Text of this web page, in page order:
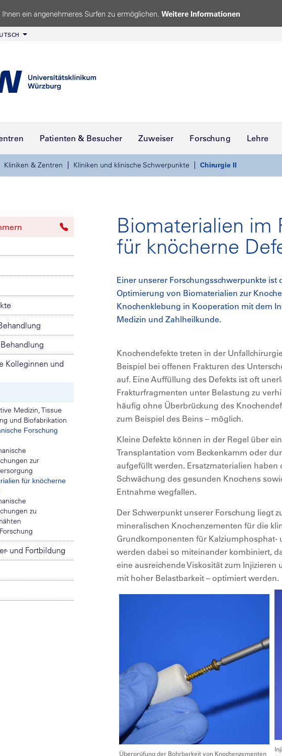
ein angenehmeres Surfen zu ermöglichen. Weitere Informationen
Patienten & Besucher Zuweiser Forschung Lehre
Kliniken & Zentren Kliniken und klinische Schwerpunkte Chirurgie II
Kolleginnen und
Medizin, Tissue
und Biofabrikation
Forschung
zur
für knöcherne
zu
und Fortbildung
Biomaterialien im
für knöcherne
Einer unserer Forschungsschwerpunkte ist
Optimierung von Biomaterialien zur
Knochenklebung in Kooperation mit dem
Medizin und Zahlheilkunde.
Knochendefekte treten in der
Beispiel bei offenen Frakturen des
auf. Eine Auffüllung des Defekts ist oft
Frakturfragmenten unter Belastung zu
häufig ohne Überbrückung des
zum Beispiel des Beins – möglich.
Kleine Defekte können in der Regel über
Transplantation vom Beckenkamm oder
aufgefüllt werden. Ersatzmaterialien haben
Schwächung des gesunden Knochens
Entnahme wegfallen.
Der Schwerpunkt unserer Forschung liegt
mineralischen Knochenzementen für die
Grundkomponenten für
werden dabei so miteinander kombiniert,
eine ausreichende Viskosität zum
mit hoher Belastbarkeit – optimiert werden.
Überprüfung der Bohrbarkeit von Knochenzementen